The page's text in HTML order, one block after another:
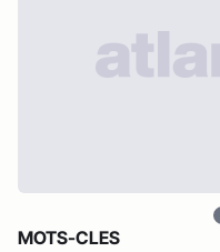
MOTS-CLES